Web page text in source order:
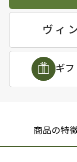
ヴィ
ギフ
商品の特